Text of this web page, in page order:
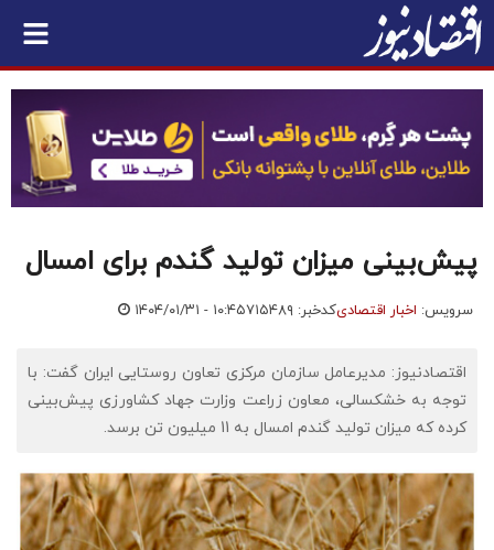
پیش‌بینی میزان تولید گندم برای امسال
سرویس: اخبار اقتصادیکدخبر: ۷۱۵۴۸۹ ۱۴۰۴/۰۱/۳۱ - ۱۰:۴۵
اقتصادنیوز: مدیرعامل سازمان مرکزی تعاون روستایی ایران گفت: با
توجه به خشکسالی، معاون زراعت وزارت جهاد کشاورزی پیش‌بینی
کرده که میزان تولید گندم امسال به 11 میلیون تن برسد.